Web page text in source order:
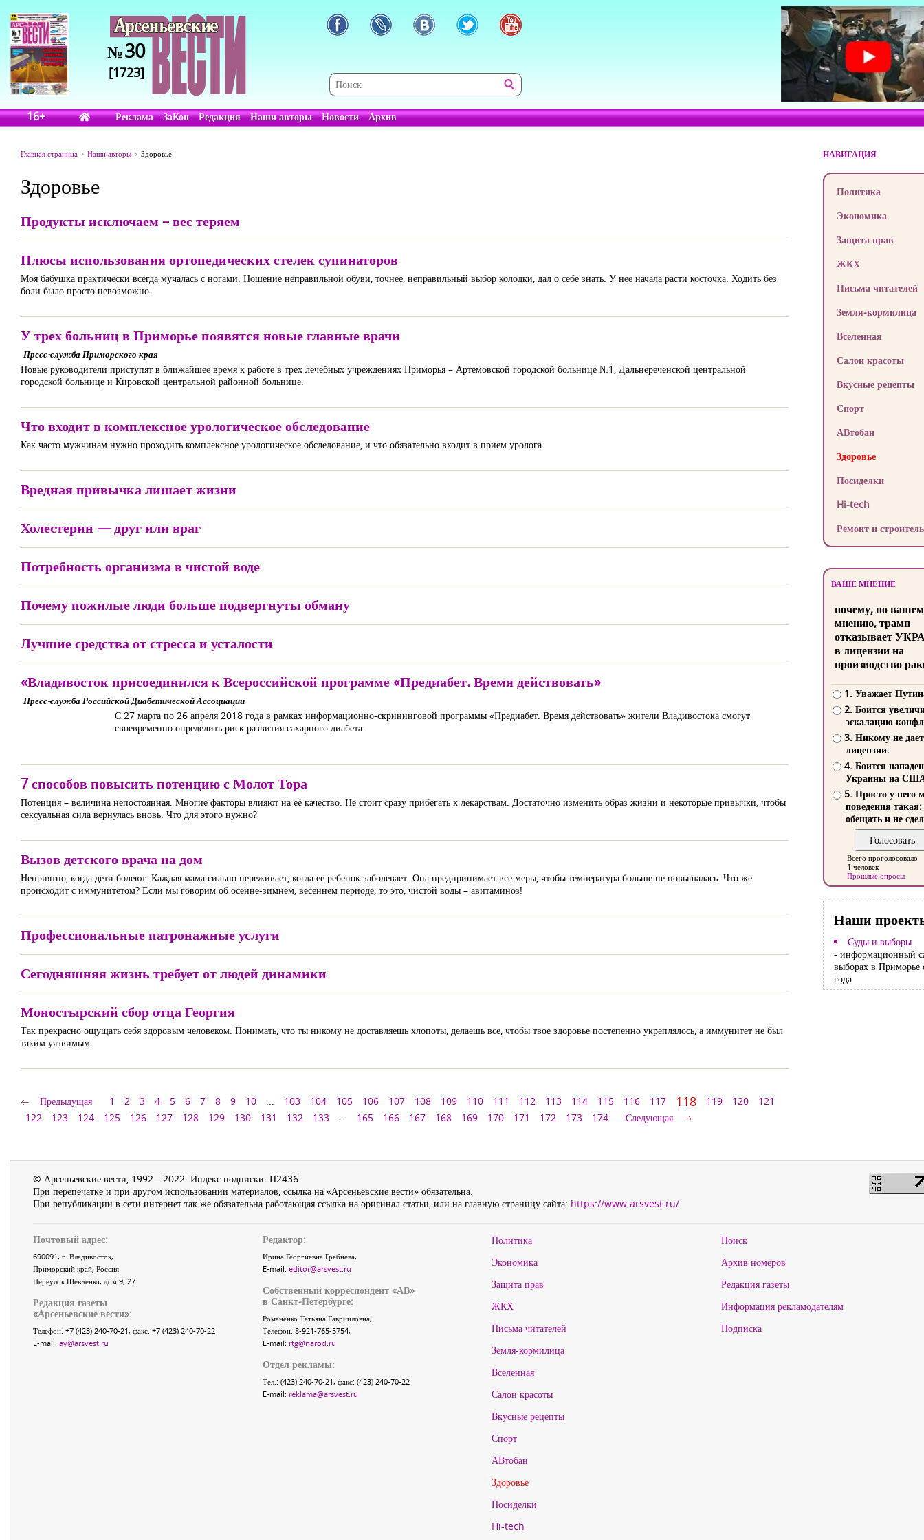
№30
[1723]
16+ Реклама ЗаКон Редакция Наши авторы Новости Архив
Главная страница Наши авторы Здоровье
Здоровье
Продукты исключаем – вес теряем
Плюсы использования ортопедических стелек супинаторов
Моя бабушка практически всегда мучалась с ногами. Ношение неправильной обуви, точнее, неправильный выбор колодки, дал о себе знать. У нее начала расти косточка. Ходить без
боли было просто невозможно.
У трех больниц в Приморье появятся новые главные врачи
Пресс-служба Приморского края
Новые руководители приступят в ближайшее время к работе в трех лечебных учреждениях Приморья – Артемовской городской больнице №1, Дальнереченской центральной
городской больнице и Кировской центральной районной больнице.
Что входит в комплексное урологическое обследование
Как часто мужчинам нужно проходить комплексное урологическое обследование, и что обязательно входит в прием уролога.
Вредная привычка лишает жизни
Холестерин — друг или враг
Потребность организма в чистой воде
Почему пожилые люди больше подвергнуты обману
Лучшие средства от стресса и усталости
«Владивосток присоединился к Всероссийской программе «Предиабет. Время действовать»
Пресс-служба Российской Диабетической Ассоциации
С 27 марта по 26 апреля 2018 года в рамках информационно-скрининговой программы «Предиабет. Время действовать» жители Владивостока смогут
своевременно определить риск развития сахарного диабета.
7 способов повысить потенцию с Молот Тора
Потенция – величина непостоянная. Многие факторы влияют на её качество. Не стоит сразу прибегать к лекарствам. Достаточно изменить образ жизни и некоторые привычки, чтобы
сексуальная сила вернулась вновь. Что для этого нужно?
Вызов детского врача на дом
Неприятно, когда дети болеют. Каждая мама сильно переживает, когда ее ребенок заболевает. Она предпринимает все меры, чтобы температура больше не повышалась. Что же
происходит с иммунитетом? Если мы говорим об осенне-зимнем, весеннем периоде, то это, чистой воды – авитаминоз!
Профессиональные патронажные услуги
Сегодняшняя жизнь требует от людей динамики
Моностырский сбор отца Георгия
Так прекрасно ощущать себя здоровым человеком. Понимать, что ты никому не доставляешь хлопоты, делаешь все, чтобы твое здоровье постепенно укреплялось, а иммунитет не был
таким уязвимым.
Предыдущая 1 2 3 4 5 6 7 8 9 10 ... 103 104 105 106 107 108 109 110 111 112 113 114 115 116 117 118 119 120
121
122
123 124 125 126 127 128 129 130 131 132 133 ... 165 166 167 168 169 170 171 172 173 174 Следующая
НАВИГАЦИЯ
Политика
Экономика
Защита прав
ЖКХ
Письма читателей
Земля-кормилица
Вселенная
Салон красоты
Вкусные рецепты
Спорт
АВтобан
Здоровье
Посиделки
Hi-tech
Ремонт и
ВАШЕ МНЕНИЕ
почему, по
мнению, трамп
отказывает
в лицензии на
производство
1. Уважает
2. Боится
эскалацию
3. Никому не
лицензии.
4. Боится
Украины на
5. Просто у него
поведения такая:
обещать и не
Всего проголосовало
1 человек
Прошлые опросы
Наши
Суды и выборы
- информационный
выборах в Приморье
года
© Арсеньевские вести, 1992—2022. Индекс подписки: П2436
При перепечатке и при другом использовании материалов, ссылка на «Арсеньевские вести» обязательна.
При републикации в сети интернет так же обязательна работающая ссылка на оригинал статьи, или на главную страницу сайта: https://www.arsvest.ru/
Почтовый адрес:
690091, г. Владивосток,
Приморский край, Россия.
Переулок Шевченко, дом 9, 27
Редакция газеты
«Арсеньевские вести»:
Телефон: +7 (423) 240-70-21, факс: +7 (423) 240-70-22
E-mail: av@arsvest.ru
Редактор:
Ирина Георгиевна Гребнёва,
E-mail: editor@arsvest.ru
Собственный корреспондент «АВ»
в Санкт-Петербурге:
Романенко Татьяна Гаврииловна,
Телефон: 8-921-765-5754,
E-mail: rtg@narod.ru
Отдел рекламы:
Тел.: (423) 240-70-21, факс: (423) 240-70-22
E-mail: reklama@arsvest.ru
Политика
Экономика
Защита прав
ЖКХ
Письма читателей
Земля-кормилица
Вселенная
Салон красоты
Вкусные рецепты
Спорт
АВтобан
Здоровье
Посиделки
Hi-tech
Поиск
Архив номеров
Редакция газеты
Информация рекламодателям
Подписка